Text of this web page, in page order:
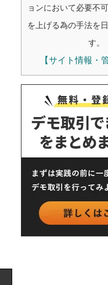
ョンにおいて必要不
を上げる為の手法を
す。
【サイト情報・